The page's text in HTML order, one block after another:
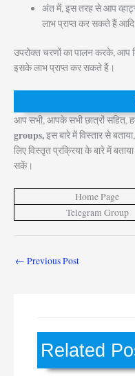
अंत में, इस तरह से आप
लाभ प्राप्त कर सकते हैं
उपरोक्त चरणों का पालन करके, आप
इसके लाभ प्राप्त कर सकते हैं।
आप सभी, आपके सभी छात्रों सहित,
groups,इस बारे में विस्तार से
लिए विस्तृत प्रक्रिया के बारे में
सकें।
Home Page
Telegram Group
← Previous Post
Related